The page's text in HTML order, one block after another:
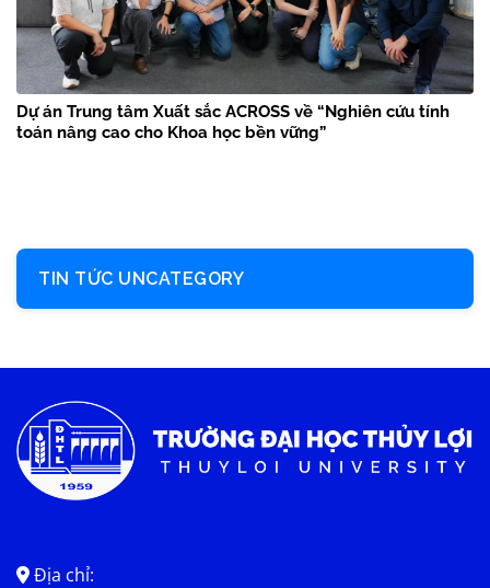
Dự án Trung tâm Xuất sắc ACROSS về “Nghiên cứu tính
toán nâng cao cho Khoa học bền vững”
TIN TỨC UNCATEGORY
Địa chỉ: